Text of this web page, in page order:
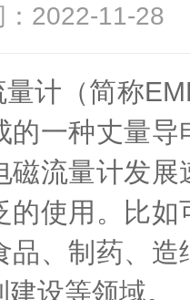
：2022-11-
计（简称
的一种丈量
磁流量计发
的使用。比
品、制药、
设等领域。